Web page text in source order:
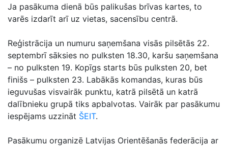
Ja pasākuma dienā būs palikušas brīvas kartes, to
varēs izdarīt arī uz vietas, sacensību centrā.
Reģistrācija un numuru saņemšana visās pilsētās 22.
septembrī sāksies no pulksten 18.30, karšu saņemšana
– no pulksten 19. Kopīgs starts būs pulksten 20, bet
finišs – pulksten 23. Labākās komandas, kuras būs
ieguvušas visvairāk punktu, katrā pilsētā un katrā
dalībnieku grupā tiks apbalvotas. Vairāk par pasākumu
iespējams uzzināt ŠEIT.
Pasākumu organizē Latvijas Orientēšanās federācija ar